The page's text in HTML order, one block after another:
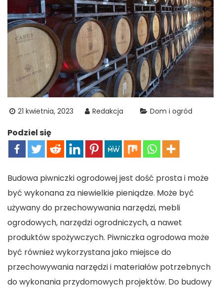
21 kwietnia, 2023 Redakcja Dom i ogród
Podziel się
Budowa piwniczki ogrodowej jest dość prosta i może
być wykonana za niewielkie pieniądze. Może być
używany do przechowywania narzędzi, mebli
ogrodowych, narzędzi ogrodniczych, a nawet
produktów spożywczych. Piwniczka ogrodowa może
być również wykorzystana jako miejsce do
przechowywania narzędzi i materiałów potrzebnych
do wykonania przydomowych projektów. Do budowy